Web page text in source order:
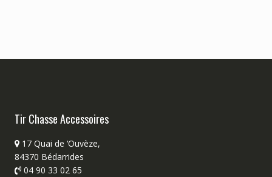
Tir Chasse Accessoires
17 Quai de ‘Ouvèze,
84370 Bédarrides
04 90 33 02 65